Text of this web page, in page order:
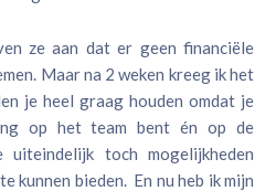
ze aan dat er geen financiële
Maar na 2 weken kreeg ik het
je heel graag houden omdat je
op het team bent én op de
toch mogelijkheden
kunnen bieden. En nu heb ik mijn